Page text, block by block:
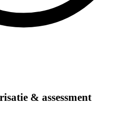
& assessment